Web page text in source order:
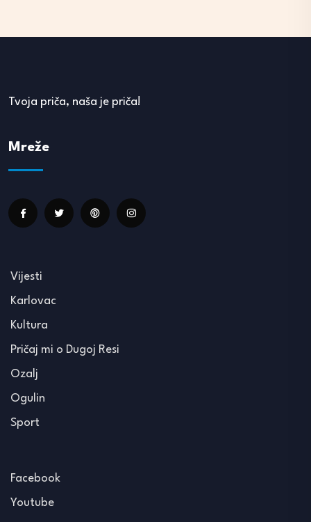
Tvoja priča, naša je priča!
Mreže
Vijesti
Karlovac
Kultura
Pričaj mi o Dugoj Resi
Ozalj
Ogulin
Sport
Facebook
Youtube